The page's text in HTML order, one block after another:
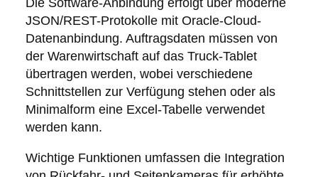
JSON/REST-Protokolle mit Oracle-Cloud-
Datenanbindung. Auftragsdaten müssen von
der Warenwirtschaft auf das Truck-Tablet
übertragen werden, wobei verschiedene
Schnittstellen zur Verfügung stehen oder als
Minimalform eine Excel-Tabelle verwendet
werden kann.
Wichtige Funktionen umfassen die Integration